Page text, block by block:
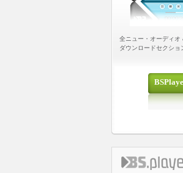
全ニュー・オーディオ
ダウンロードセクショ